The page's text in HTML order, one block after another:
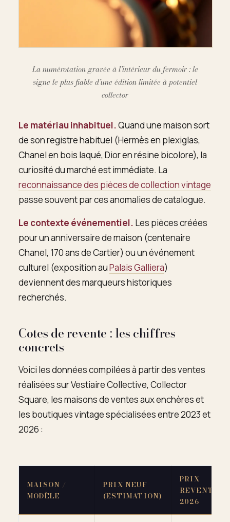
La numérotation gravée à l’intérieur du fermoir : le
signe le plus fiable d’une édition limitée à potentiel
collector
Le matériau inhabituel.Quand une maison sort
de son registre habituel (Hermès en plexiglas,
Chanel en bois laqué, Dior en résine bicolore), la
curiosité du marché est immédiate. La
reconnaissance des pièces de collection vintage
passe souvent par ces anomalies de catalogue.
Le contexte événementiel. Les pièces créées
pour un anniversaire de maison (centenaire
Chanel, 170 ans de Cartier) ou un événement
culturel (exposition auPalais Galliera)
deviennent des marqueurs historiques
recherchés.
Cotes de revente : les chiffres
concrets
Voici les données compilées à partir des ventes
réalisées sur Vestiaire Collective, Collector
Square, les maisons de ventes aux enchères et
les boutiques vintage spécialisées entre 2023 et
2026 :
MAISON /
MODÈLE
PRIX NEUF
(ESTIMATION)
PRIX
REVENTE
2026